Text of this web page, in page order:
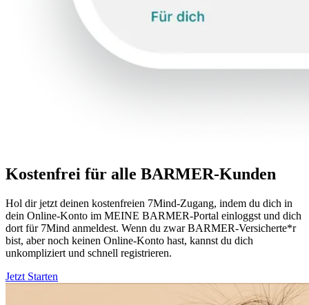
Kostenfrei für alle BARMER-Kunden
Hol dir jetzt deinen kostenfreien 7Mind-Zugang, indem du dich in
dein Online-Konto im MEINE BARMER-Portal einloggst und dich
dort für 7Mind anmeldest. Wenn du zwar BARMER-Versicherte*r
bist, aber noch keinen Online-Konto hast, kannst du dich
unkompliziert und schnell registrieren.
Jetzt Starten